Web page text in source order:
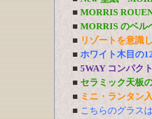
■ MORRIS
■ MORRIS のベル
■ リゾートを意識
■ ホワイト木目の
■ 5WAY コンパク
■ セラミック天板
■ ミニ・ランタン
■ こちらのグラス